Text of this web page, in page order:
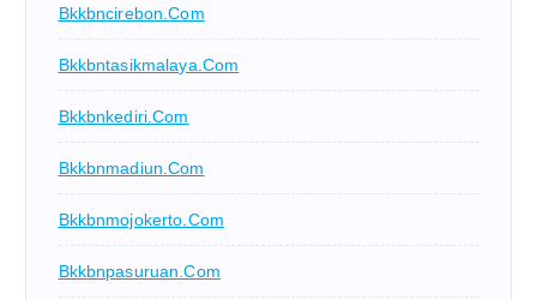
Bkkbncirebon.com
Bkkbntasikmalaya.com
Bkkbnkediri.com
Bkkbnmadiun.com
Bkkbnmojokerto.com
Bkkbnpasuruan.com